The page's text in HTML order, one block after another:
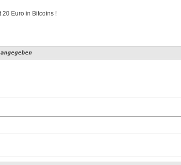
20 Euro in Bitcoins !